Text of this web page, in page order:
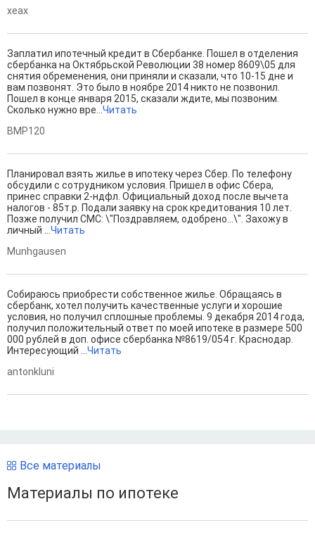
xeax
Заплатил ипотечный кредит в Сбербанке. Пошел в отделения
сбербанка на Октябрьской Революции 38 номер 8609\05 для
снятия обременения, они приняли и сказали, что 10-15 дне и
вам позвонят. Это было в ноябре 2014 никто не позвонил.
Пошел в конце января 2015, сказали ждите, мы позвоним.
Сколько нужно вре...Читать
BMP120
Планировал взять жилье в ипотеку через Сбер. По телефону
обсудили с сотрудником условия. Пришел в офис Сбера,
принес справки 2-ндфл. Официальный доход после вычета
налогов - 85т.р. Подали заявку на срок кредитования 10 лет.
Позже получил СМС: \"Поздравляем, одобрено...\". Захожу в
личный ...Читать
Munhgausen
Собираюсь приобрести собственное жилье. Обращаясь в
сбербанк, хотел получить качественные услуги и хорошие
условия, но получил сплошные проблемы. 9 декабря 2014 года,
получил положительный ответ по моей ипотеке в размере 500
000 рублей в доп. офисе сбербанка №8619/054 г. Краснодар.
Интересующий ...Читать
antonkluni
Все материалы
Материалы по ипотеке